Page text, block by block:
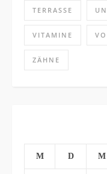
TERRASSE
VITAMINE
ZÄHNE
M D M